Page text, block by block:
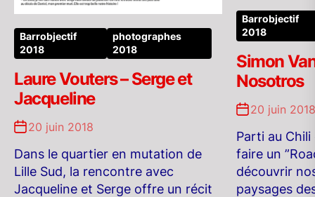
Barrobjectif
2018
photographes
2018
Laure Vouters – Serge et
Jacqueline
20 juin 2018
Dans le quartier en mutation de
Lille Sud, la rencontre avec
Jacqueline et Serge offre un récit
Barrobjectif
2018
Simon
Nosotros
20 juin 2018
Parti au
faire un
découvrir
paysages